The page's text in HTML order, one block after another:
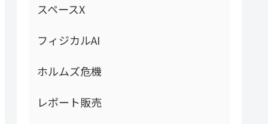
スペースX
フィジカルAI
ホルムズ危機
レポート販売